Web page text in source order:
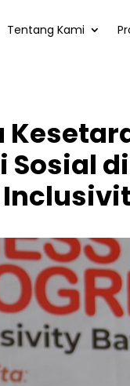
Tentang Kami